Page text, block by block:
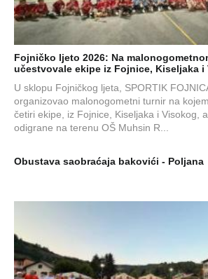
Fojničko ljeto 2026: Na
učestvovale ekipe iz Fojnice, Kiseljaka i
U sklopu Fojničkog ljeta, SPORTIK
organizovao malonogometni turnir na
četiri ekipe, iz Fojnice, Kiseljaka i Visokog,
odigrane na terenu OŠ Muhsin R...
Obustava saobraćaja bakovići - Poljana